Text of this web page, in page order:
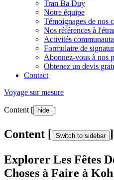
Tran Ba Duy
Notre équipe
Témoignages de nos
Nos références à
Activités
Formulaire de
Abonnez-vous à nos
Obtenez un devis
Contact
Voyage sur mesure
Content [ hide ]
Content [ Switch to sidebar ]
Explorer Les Fêtes
Choses à Faire à